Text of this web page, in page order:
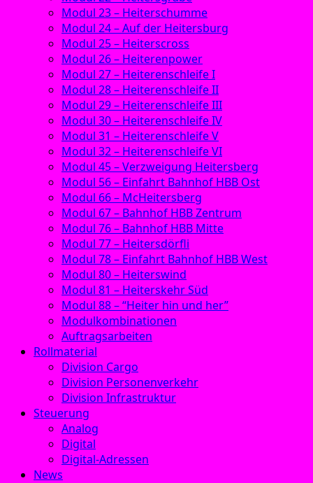
Modul 23 – Heiterschumme
Modul 24 – Auf der Heitersburg
Modul 25 – Heiterscross
Modul 26 – Heiterenpower
Modul 27 – Heiterenschleife I
Modul 28 – Heiterenschleife II
Modul 29 – Heiterenschleife III
Modul 30 – Heiterenschleife IV
Modul 31 – Heiterenschleife V
Modul 32 – Heiterenschleife VI
Modul 45 – Verzweigung Heitersberg
Modul 56 – Einfahrt Bahnhof HBB Ost
Modul 66 – McHeitersberg
Modul 67 – Bahnhof HBB Zentrum
Modul 76 – Bahnhof HBB Mitte
Modul 77 – Heitersdörfli
Modul 78 – Einfahrt Bahnhof HBB West
Modul 80 – Heiterswind
Modul 81 – Heiterskehr Süd
Modul 88 – “Heiter hin und her”
Modulkombinationen
Auftragsarbeiten
Rollmaterial
Division Cargo
Division Personenverkehr
Division Infrastruktur
Steuerung
Analog
Digital
Digital-Adressen
News